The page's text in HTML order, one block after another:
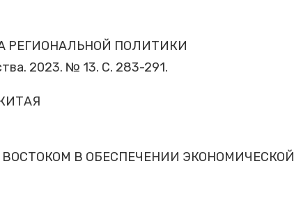
РЕГИОНАЛЬНОЙ ПОЛИТИКИ
2023. № 13. С. 283-291.
В ОБЕСПЕЧЕНИИ ЭКОНОМИЧЕСКОЙ